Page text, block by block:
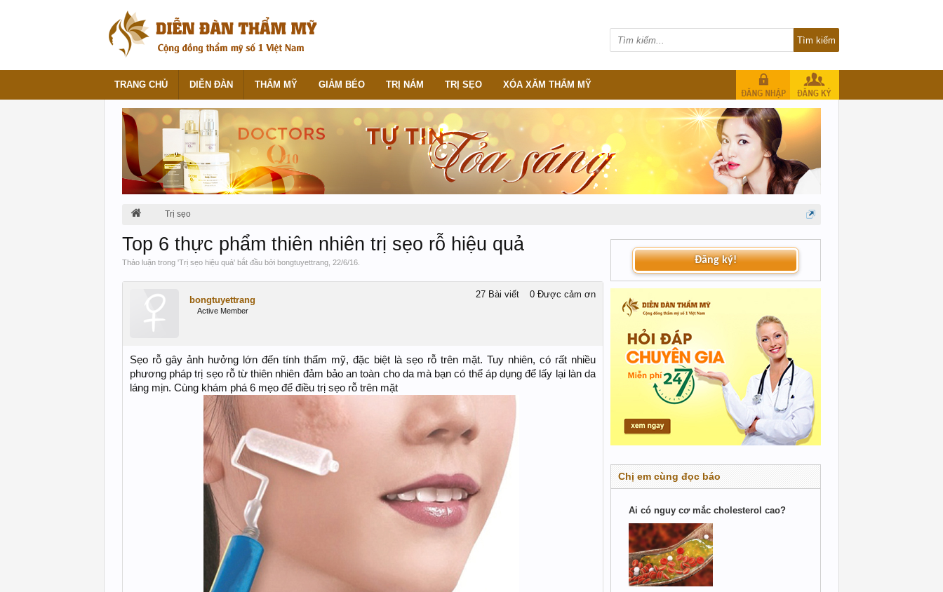
Trị sẹo
Top 6 thực phẩm thiên nhiên trị sẹo rỗ hiệu quả
Thảo luận trong 'Trị sẹo hiệu quả' bắt đầu bởi bongtuyettrang 22/6/16
bongtuyettrang
Active Member
27 Bài viết 0 Được cảm ơn
Sẹo rỗ gây ảnh hưởng lớn đến tính thẩm mỹ, đặc biệt là sẹo rỗ trên mặt. Tuy nhiên, có rất nhiều
phương pháp trị sẹo rỗ từ thiên nhiên đảm bảo an toàn cho da mà bạn có thể áp dụng để lấy lại làn da
láng mịn. Cùng khám phá 6 mẹo để điều trị sẹo rỗ trên mặt
Đăng ký!
Chị em cùng đọc báo
Ai có nguy cơ mắc cholesterol cao?
TRANG CHỦ DIỄN ĐÀN THẨM MỸ GIẢM BÉO TRỊ NÁM TRỊ SẸO XÓA XĂM THẨM MỸ